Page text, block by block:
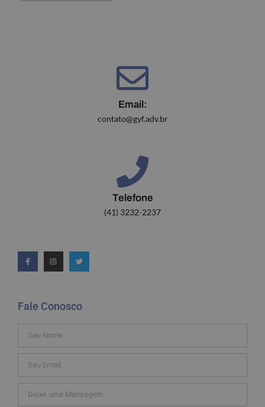
Email:
contato@gyf.adv.br
Telefone
(41) 3232-2237
Fale Conosco